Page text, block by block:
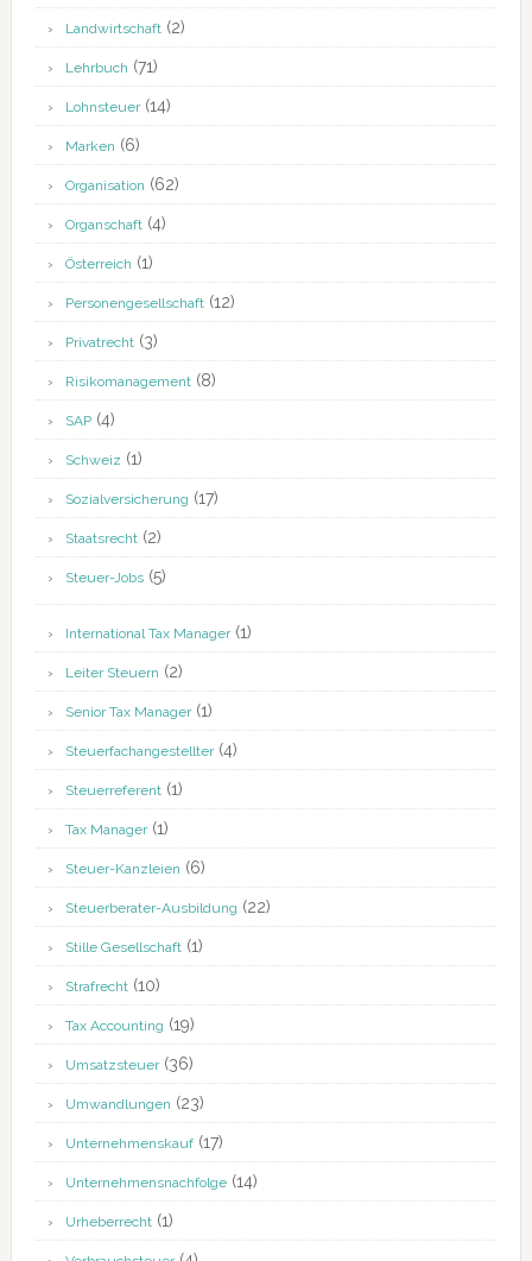
Landwirtschaft(2)
Lehrbuch (71)
Lohnsteuer(14)
Marken (6)
Organisation (62)
Organschaft(4)
Österreich (1)
Personengesellschaft(12)
Privatrecht(3)
Risikomanagement(8)
SAP(4)
Schweiz (1)
Sozialversicherung (17)
Staatsrecht(2)
Steuer-Jobs(5)
International Tax Manager(1)
Leiter Steuern (2)
Senior Tax Manager(1)
Steuerfachangestellter(4)
Steuerreferent(1)
Tax Manager(1)
Steuer-Kanzleien (6)
Steuerberater-Ausbildung (22)
Stille Gesellschaft(1)
Strafrecht(10)
Tax Accounting (19)
Umsatzsteuer(36)
Umwandlungen (23)
Unternehmenskauf(17)
Unternehmensnachfolge(14)
Urheberrecht(1)